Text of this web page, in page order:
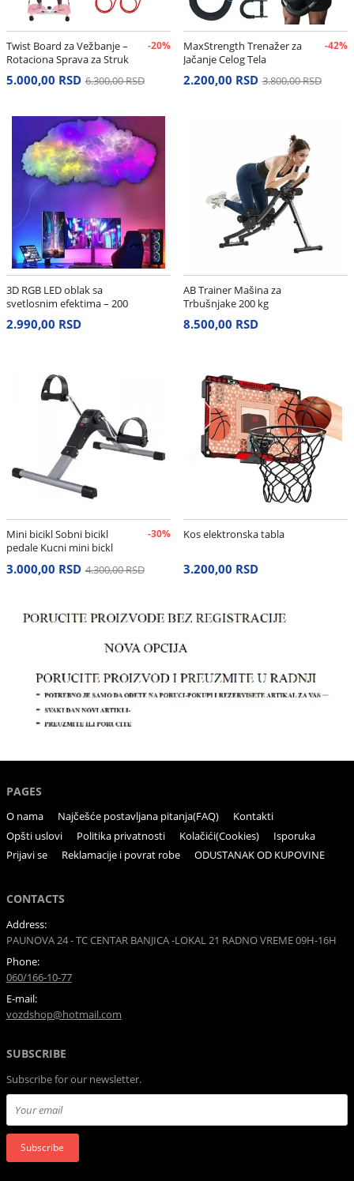
Twist Board za Vežbanje –
Rotaciona Sprava za Struk
i Stomak
-20%
5.000,00 RSD 6.300,00 RSD
MaxStrength Trenažer za
Jačanje Celog Tela
-42%
2.200,00 RSD 3.800,00 RSD
3D RGB LED oblak sa
svetlosnim efektima – 200
cm
2.990,00 RSD
AB Trainer Mašina za
Trbušnjake 200 kg
8.500,00 RSD
Mini bicikl Sobni bicikl
pedale Kucni mini bickl
-30%
3.000,00 RSD 4.300,00 RSD
Kos elektronska tabla
3.200,00 RSD
PAGES
O nama Najčešće postavljana pitanja(FAQ)
Kontakti
Opšti uslovi
Politika privatnosti Kolačići(Cookies)
Isporuka
Prijavi se
Reklamacije i povrat robe ODUSTANAK OD KUPOVINE
CONTACTS
Address:
PAUNOVA 24 - TC CENTAR BANJICA -LOKAL 21 RADNO VREME 09H-16H
Phone:
060/166-10-77
E-mail:
vozdshop@hotmail.com
SUBSCRIBE
Subscribe for our newsletter.
Subscribe